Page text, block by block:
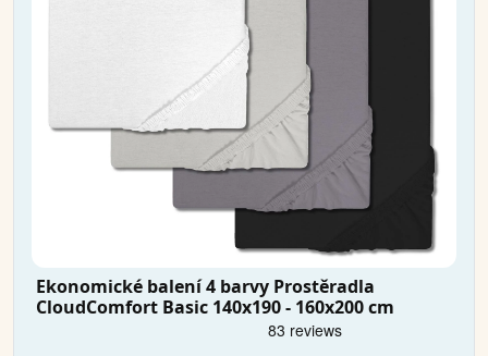
Ekonomické balení 4 barvy Prostěradla
CloudComfort Basic 140x190 - 160x200 cm